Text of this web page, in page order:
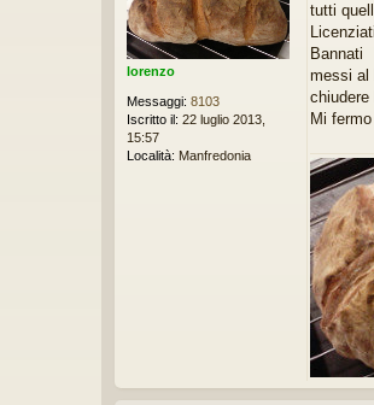
lorenzo
Messaggi: 8103
Iscritto il: 22 luglio 2013,
15:57
Località: Manfredonia
s
s
a
g
g
i
o
a
e
g
g
e
r
e
tutti
Licenziati
Bannati
messi al
Mi